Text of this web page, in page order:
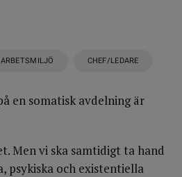
ARBETSMILJÖ CHEF/LEDARE
en somatisk avdelning är
Men vi ska samtidigt ta hand
psykiska och existentiella